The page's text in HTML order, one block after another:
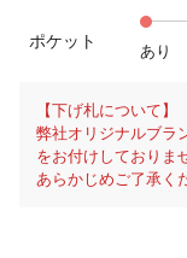
ポケット
あり
【下げ札について】
弊社オリジナルブラ
をお付けしておりま
あらかじめご了承く